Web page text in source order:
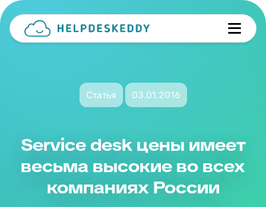
Статья 03.01.2016
Service desk цены имеет
весьма высокие во всех
компаниях России